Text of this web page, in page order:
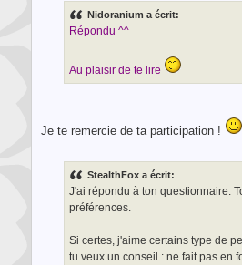
Nidoranium a écrit:
Répondu ^^
Au plaisir de te lire
Je te remercie de ta participation !
StealthFox a écrit:
J'ai répondu à ton questionnaire.
préférences.
Si certes, j'aime certains type de
tu veux un conseil : ne fait pas en